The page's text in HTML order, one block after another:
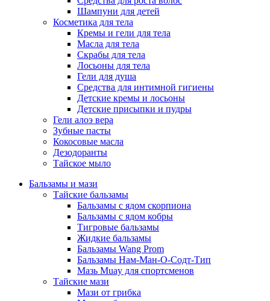
Шампуни для детей
Косметика для тела
Кремы и гели для тела
Масла для тела
Скрабы для тела
Лосьоны для тела
Гели для душа
Средства для интимной гигиены
Детские кремы и лосьоны
Детские присыпки и пудры
Гели алоэ вера
Зубные пасты
Кокосовые масла
Дезодоранты
Тайское мыло
Бальзамы и мази
Тайские бальзамы
Бальзамы с ядом скорпиона
Бальзамы с ядом кобры
Тигровые бальзамы
Жидкие бальзамы
Бальзамы Wang Prom
Бальзамы Нам-Ман-О-Содт-Тип
Мазь Muay для спортсменов
Тайские мази
Мази от грибка